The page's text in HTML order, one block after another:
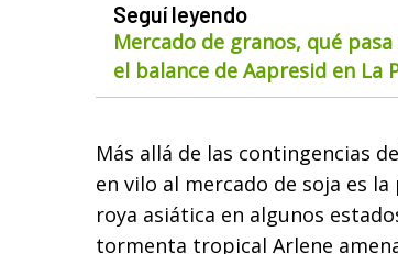
Seguí leyendo
Mercado de granos, qué
el balance de Aapresid en La
Más allá de las contingencias
en vilo al mercado de soja es
roya asiática en algunos
tormenta tropical Arlene